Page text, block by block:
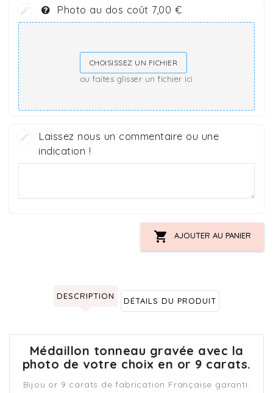
Photo au dos coût 7,00 €
CHOISISSEZ UN FICHIER
ou faites glisser un fichier ici
Laissez nous un commentaire ou une
indication !
 AJOUTER AU PANIER
DESCRIPTION DÉTAILS DU PRODUIT
Médaillon tonneau gravée avec la
photo de votre choix en or 9 carats.
Bijou or 9 carats de fabrication Française garanti.